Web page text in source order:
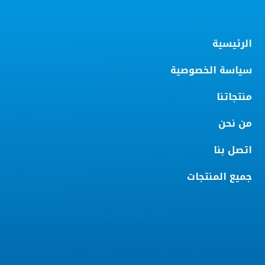
الرئيسية
سياسة الخصوصية
منتجاتنا
من نحن
اتصل بنا
جميع المنتجات